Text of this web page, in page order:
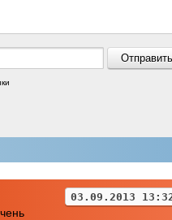
03.09.2013